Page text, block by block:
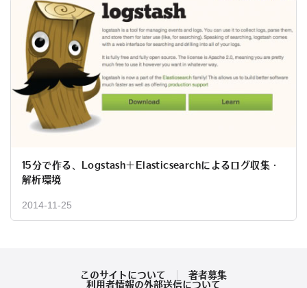
15分で作る、Logstash＋Elasticsearchによるログ収集・
解析環境
2014-11-25
このサイトについて
著者募集
利用者情報の外部送信について